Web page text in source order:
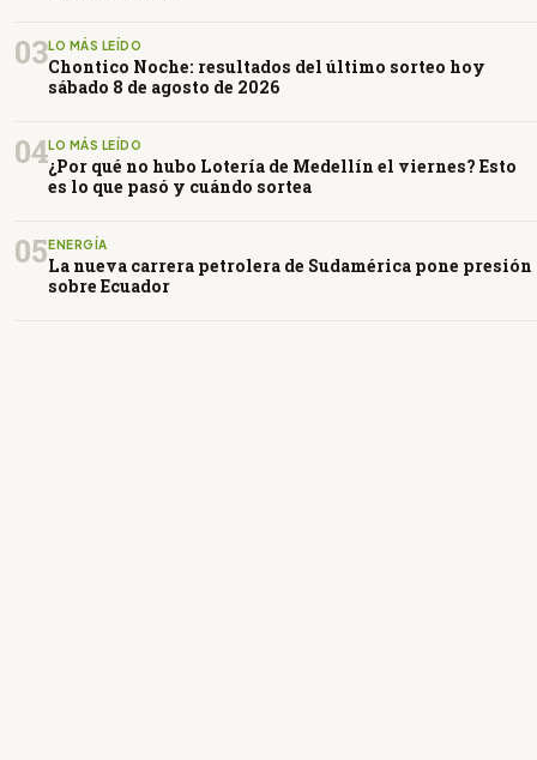
03LO MÁS LEÍDO
Chontico Noche: resultados del último sorteo hoy
sábado 8 de agosto de 2026
04LO MÁS LEÍDO
¿Por qué no hubo Lotería de Medellín el viernes? Esto
es lo que pasó y cuándo sortea
05ENERGÍA
La nueva carrera petrolera de Sudamérica pone presión
sobre Ecuador